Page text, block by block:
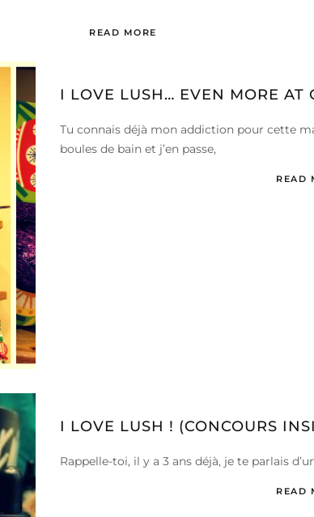
READ MORE
I LOVE LUSH… EVEN MORE AT
Tu connais déjà mon addiction pour cette
boules de bain et j’en passe,
READ
I LOVE LUSH ! (CONCOURS
Rappelle-toi, il y a 3 ans déjà, je te parlais
READ